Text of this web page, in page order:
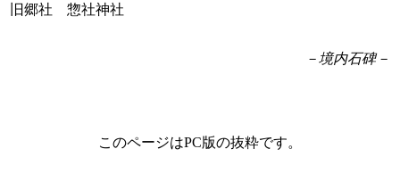
旧郷社 惣社神社
－境内石碑－
このページはPC版の抜粋です。